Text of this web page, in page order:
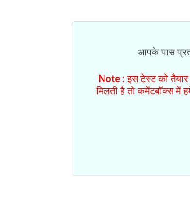
आपके पास
Note : इस टेस्ट को तैयार
मिलती है तो कमेंटबॉक्स में